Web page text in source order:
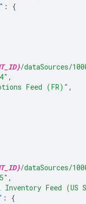
:
{
/dataSources/
,
Feed (FR)" ,
/dataSources/
,
Inventory Feed (US
:
{